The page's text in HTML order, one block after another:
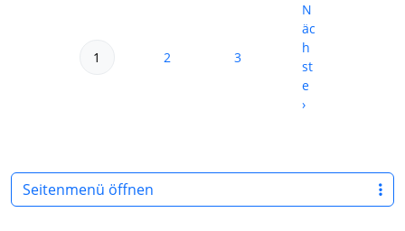
Aktuelle Seite
1 Seite
2 Seite
3
N
äc
h
st
e
›
Seitenmenü öffnen